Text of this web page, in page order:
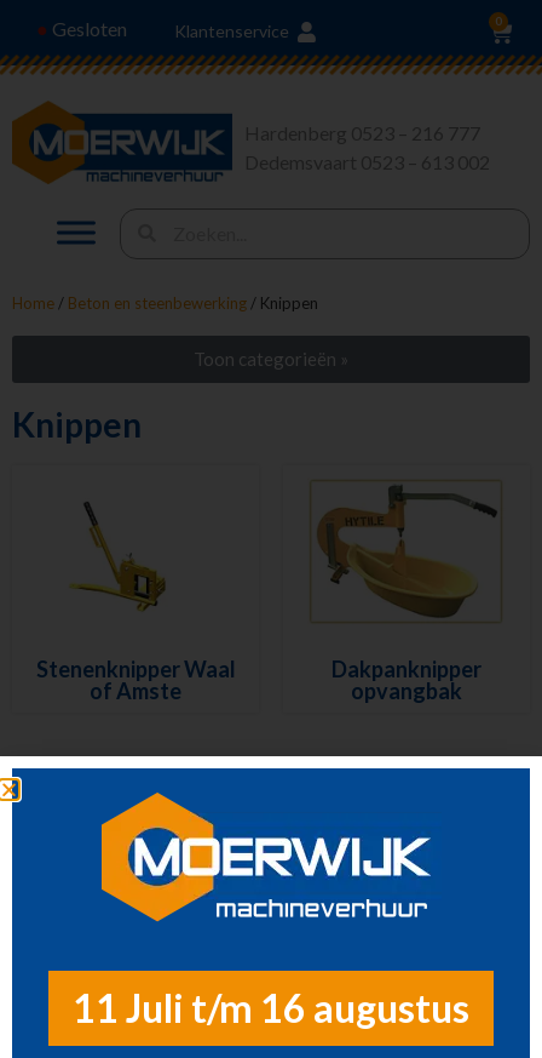
● Gesloten Klantenservice 0
Home / Beton en steenbewerking / Knippen
Toon categorieën »
Heffen en Trekken
Vervoeren
Houtbewerking
Beton en steenbewerking
Tegelbewerking
Storten en afwerken
Stempelen en ondersteunen
Luchtgereedschap
Straten maken
Pompen
Reiniging
Knippen
Stenenknipper Waal
of Amste
Dakpanknipper
opvangbak
Stenenknipper
11 Juli t/m 16 augustus